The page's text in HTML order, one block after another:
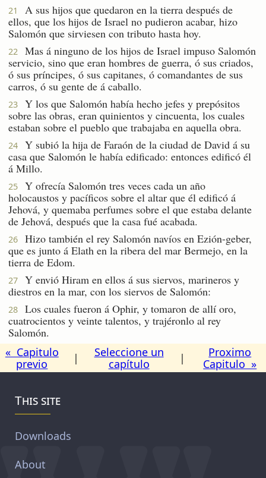
21
A sus hijos que quedaron en la tierra después de
ellos, que los hijos de Israel no pudieron acabar, hizo
Salomón que sirviesen con tributo hasta hoy.
22
Mas á ninguno de los hijos de Israel impuso Salomón
servicio, sino que eran hombres de guerra, ó sus criados,
ó sus príncipes, ó sus capitanes, ó comandantes de sus
carros, ó su gente de á caballo.
23
Y los que Salomón había hecho jefes y prepósitos
sobre las obras, eran quinientos y cincuenta, los cuales
estaban sobre el pueblo que trabajaba en aquella obra.
24
Y subió la hija de Faraón de la ciudad de David á su
casa que Salomón le había edificado: entonces edificó él
á Millo.
25
Y ofrecía Salomón tres veces cada un año
holocaustos y pacíficos sobre el altar que él edificó á
Jehová, y quemaba perfumes sobre el que estaba delante
de Jehová, después que la casa fué acabada.
26
Hizo también el rey Salomón navíos en Ezión-geber,
que es junto á Elath en la ribera del mar Bermejo, en la
tierra de Edom.
27
Y envió Hiram en ellos á sus siervos, marineros y
diestros en la mar, con los siervos de Salomón:
28
Los cuales fueron á Ophir, y tomaron de allí oro,
cuatrocientos y veinte talentos, y trajéronlo al rey
Salomón.
« Capitulo
previo
|
Seleccione un
capítulo
|
Proximo
Capitulo »
This site
Downloads
About